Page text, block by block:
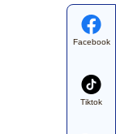
Facebook
Tiktok